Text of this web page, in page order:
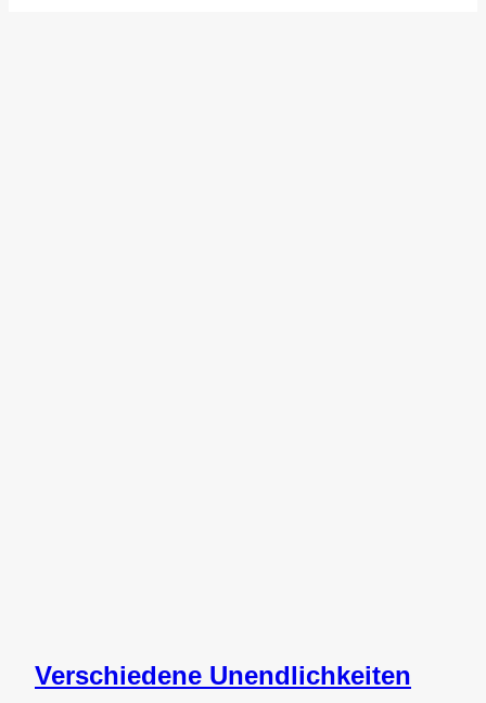
Verschiedene Unendlichkeiten